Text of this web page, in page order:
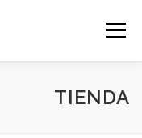
Menú
TIENDA